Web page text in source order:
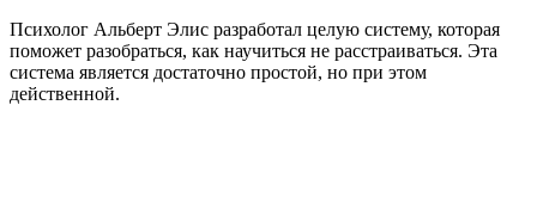
Психолог Альберт Элис разработал целую систему, которая
поможет разобраться, как научиться не расстраиваться. Эта
система является достаточно простой, но при этом
действенной.